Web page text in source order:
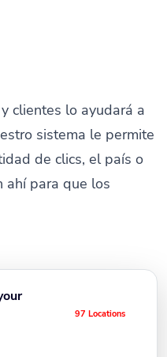
clientes lo ayudará a
sistema le permite
de clics, el país o
ahí para que los
97 Locations